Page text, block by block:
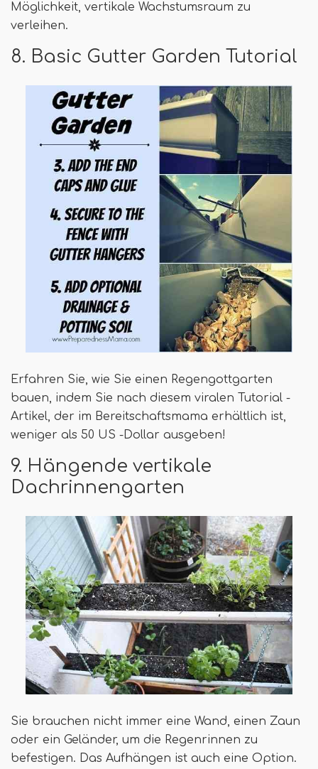
Möglichkeit, vertikale Wachstumsraum zu
verleihen.
8. Basic Gutter Garden Tutorial
Erfahren Sie, wie Sie einen Regengottgarten
bauen, indem Sie nach diesem viralen Tutorial -
Artikel, der im Bereitschaftsmama erhältlich ist,
weniger als 50 US -Dollar ausgeben!
9. Hängende vertikale
Dachrinnengarten
Sie brauchen nicht immer eine Wand, einen Zaun
oder ein Geländer, um die Regenrinnen zu
befestigen. Das Aufhängen ist auch eine Option.